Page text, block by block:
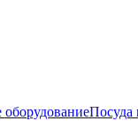
Посуда